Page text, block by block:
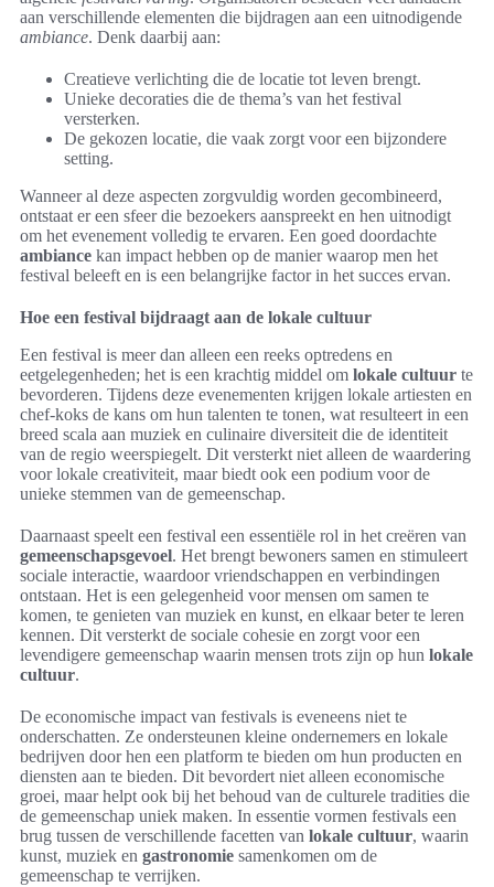
aan verschillende elementen die bijdragen aan een uitnodigende
ambiance. Denk daarbij aan:
Creatieve verlichting die de locatie tot leven brengt.
Unieke decoraties die de thema’s van het festival
versterken.
De gekozen locatie, die vaak zorgt voor een bijzondere
setting.
Wanneer al deze aspecten zorgvuldig worden gecombineerd,
ontstaat er een sfeer die bezoekers aanspreekt en hen uitnodigt
om het evenement volledig te ervaren. Een goed doordachte
ambiance kan impact hebben op de manier waarop men het
festival beleeft en is een belangrijke factor in het succes ervan.
Hoe een festival bijdraagt aan de lokale cultuur
Een festival is meer dan alleen een reeks optredens en
eetgelegenheden; het is een krachtig middel om lokale cultuur te
bevorderen. Tijdens deze evenementen krijgen lokale artiesten en
chef-koks de kans om hun talenten te tonen, wat resulteert in een
breed scala aan muziek en culinaire diversiteit die de identiteit
van de regio weerspiegelt. Dit versterkt niet alleen de waardering
voor lokale creativiteit, maar biedt ook een podium voor de
unieke stemmen van de gemeenschap.
Daarnaast speelt een festival een essentiële rol in het creëren van
gemeenschapsgevoel. Het brengt bewoners samen en stimuleert
sociale interactie, waardoor vriendschappen en verbindingen
ontstaan. Het is een gelegenheid voor mensen om samen te
komen, te genieten van muziek en kunst, en elkaar beter te leren
kennen. Dit versterkt de sociale cohesie en zorgt voor een
levendigere gemeenschap waarin mensen trots zijn op hun lokale
cultuur.
De economische impact van festivals is eveneens niet te
onderschatten. Ze ondersteunen kleine ondernemers en lokale
bedrijven door hen een platform te bieden om hun producten en
diensten aan te bieden. Dit bevordert niet alleen economische
groei, maar helpt ook bij het behoud van de culturele tradities die
de gemeenschap uniek maken. In essentie vormen festivals een
brug tussen de verschillende facetten van lokale cultuur, waarin
kunst, muziek en gastronomie samenkomen om de
gemeenschap te verrijken.